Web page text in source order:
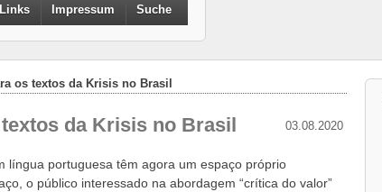
Links Impressum Suche
os textos da Krisis no Brasil
03.08.2020
da Krisis no Brasil
língua portuguesa têm agora um espaço próprio
o público interessado na abordagem “crítica do valor”